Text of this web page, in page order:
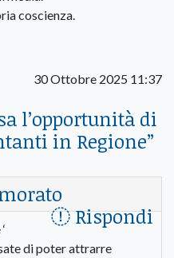
coscienza.
30 Ottobre 2025 11:37
l’opportunità di
in Regione”
Rispondi
di poter attrarre